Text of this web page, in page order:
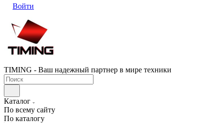
Войти
TIMING - Ваш надежный партнер в мире техники
Каталог
По всему сайту
По каталогу